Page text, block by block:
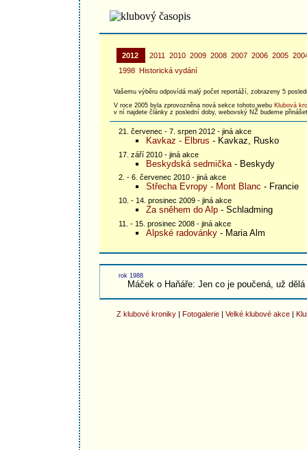
2012 2011 2010 2009 2008 2007 2006 2005
1998 Historická vydání
Vašemu výběru odpovídá malý počet reportáží, zobrazeny 5
V roce 2005 byla zprovozněna nová sekce tohoto webu Klubová
v ní najdete články z poslední doby, webovský NŽ budeme
21. červenec - 7. srpen 2012 - jiná akce
Kavkaz - Elbrus - Kavkaz, Rusko
17. září 2010 - jiná akce
Beskydská sedmička - Beskydy
2. - 6. červenec 2010 - jiná akce
Střecha Evropy - Mont Blanc - Francie
10. - 14. prosinec 2009 - jiná akce
Za sněhem do Alp - Schladming
11. - 15. prosinec 2008 - jiná akce
Alpské radovánky - Maria Alm
rok 1988
Máček o Haňáře: Jen co je poučená, už
Z klubové kroniky |Fotogalerie |Velké klubové akce |